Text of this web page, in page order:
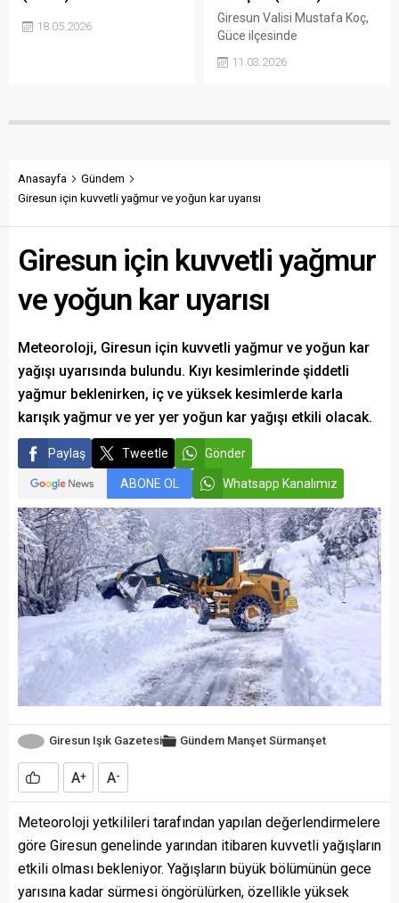
18.05.2026
Giresun Valisi Mustafa Koç,
Güce ilçesinde
gerçekleştirdiği ziyaret
sırasında sosyal medyada
kayıtsız kalmadı. Vali Koç,
dokunan bir buluşmaya
11.03.2026
Anasayfa
Gündem
Giresun için kuvvetli yağmur ve yoğun kar uyarısı
Giresun için kuvvetli yağmur
ve yoğun kar uyarısı
Meteoroloji, Giresun için kuvvetli yağmur ve yoğun kar
yağışı uyarısında bulundu. Kıyı kesimlerinde şiddetli
yağmur beklenirken, iç ve yüksek kesimlerde karla
karışık yağmur ve yer yer yoğun kar yağışı etkili olacak.
Paylaş Tweetle Gönder
ABONE OL Whatsapp Kanalımız
Giresun Işık Gazetesi Gündem Manşet Sürmanşet
A+ A-
Meteoroloji yetkilileri tarafından yapılan değerlendirmelere
göre Giresun genelinde yarından itibaren kuvvetli yağışların
etkili olması bekleniyor. Yağışların büyük bölümünün gece
yarısına kadar sürmesi öngörülürken, özellikle yüksek